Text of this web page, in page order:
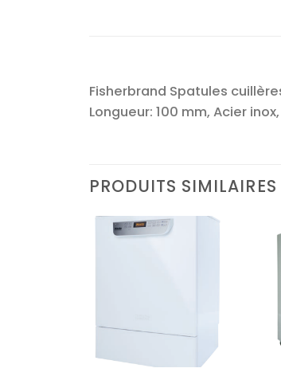
Fisherbrand Spatules
Longueur: 100 mm, Acier
PRODUITS SIMILAIRES